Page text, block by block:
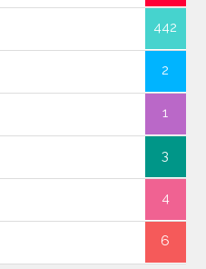
442
2
1
3
4
6